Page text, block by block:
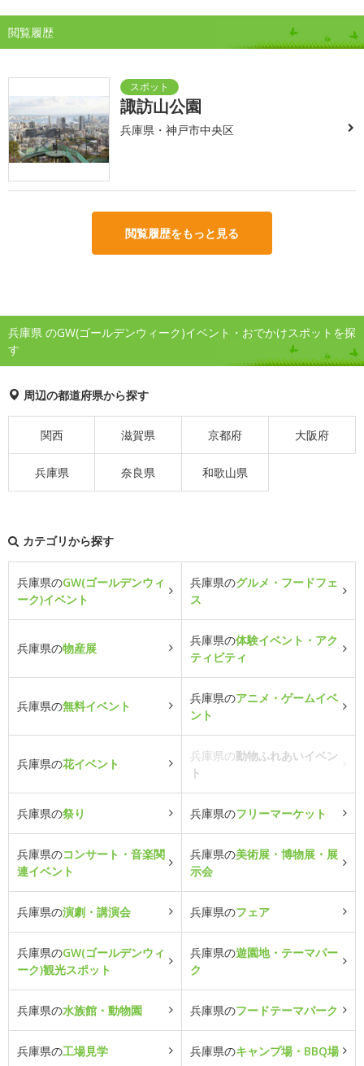
閲覧履歴
諏訪山公園
兵庫県・神戸市中央区
閲覧履歴をもっと見る
兵庫県 のGW(ゴールデンウィーク)イベント・おでかけスポットを探
す
周辺の都道府県から探す
関西 滋賀県 京都府 大阪府
兵庫県 奈良県 和歌山県
カテゴリから探す
兵庫県のGW(ゴールデンウィ
ーク)イベント
兵庫県のグルメ・フードフェ
ス
兵庫県の物産展
兵庫県の体験イベント・アク
ティビティ
兵庫県の無料イベント
兵庫県のアニメ・ゲームイベ
ント
兵庫県の花イベント
兵庫県の動物ふれあいイベン
ト
兵庫県の祭り 兵庫県のフリーマーケット
兵庫県のコンサート・音楽関
連イベント
兵庫県の美術展・博物展・展
示会
兵庫県の演劇・講演会 兵庫県のフェア
兵庫県のGW(ゴールデンウィ
ーク)観光スポット
兵庫県の遊園地・テーマパー
ク
兵庫県の水族館・動物園 兵庫県のフードテーマパーク
兵庫県の工場見学 兵庫県のキャンプ場・BBQ場